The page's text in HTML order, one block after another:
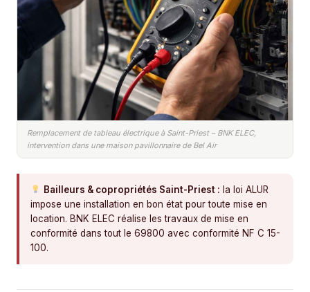
Remplacement de tableau électrique à Saint-Priest – BNK ELEC,
intervention dans une maison pavillonnaire de Bel Air
Bailleurs & copropriétés Saint-Priest : la loi ALUR
impose une installation en bon état pour toute mise en
location. BNK ELEC réalise les travaux de mise en
conformité dans tout le 69800 avec conformité NF C 15-
100.